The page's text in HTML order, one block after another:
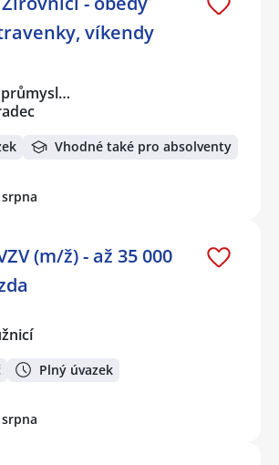
víkendy
Vhodné také pro absolventy
(m/ž) - až 35 000
Plný úvazek